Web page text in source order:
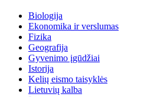
Biologija
Ekonomika ir verslumas
Fizika
Geografija
Gyvenimo įgūdžiai
Istorija
Kelių eismo taisyklės
Lietuvių kalba